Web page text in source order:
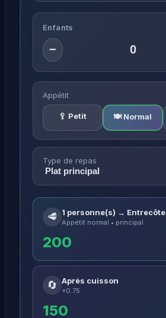
Enfants
−
Appétit
🥄 Petit 🍽️ Normal
Type de repas
🥩 1 personne(s) → Entrecôte
Appétit normal • principal
200
🔄 Après cuisson
×0.75
150